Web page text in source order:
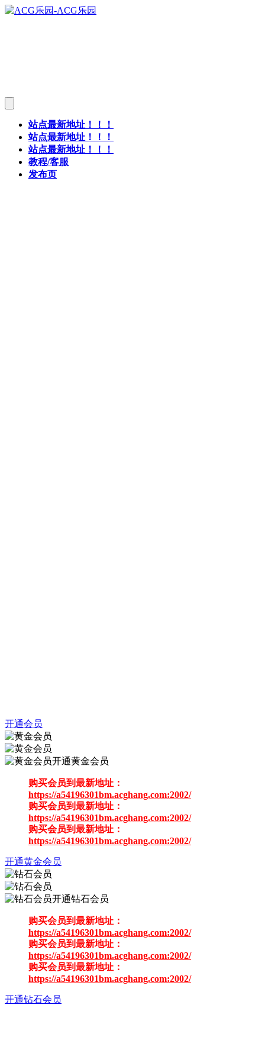
站点最新地址！！！
站点最新地址！！！
站点最新地址！！！
教程/客服
发布页
开通会员
开通黄金会员
购买会员到最新地址：
https://a54196301bm.acghang.com:2002/
购买会员到最新地址：
https://a54196301bm.acghang.com:2002/
购买会员到最新地址：
https://a54196301bm.acghang.com:2002/
开通黄金会员
开通钻石会员
购买会员到最新地址：
https://a54196301bm.acghang.com:2002/
购买会员到最新地址：
https://a54196301bm.acghang.com:2002/
购买会员到最新地址：
https://a54196301bm.acghang.com:2002/
开通钻石会员